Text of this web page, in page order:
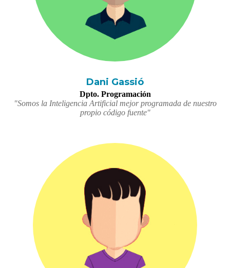
Dani Gassió
Dpto. Programación
"Somos la Inteligencia Artificial mejor programada de nuestro
propio código fuente"